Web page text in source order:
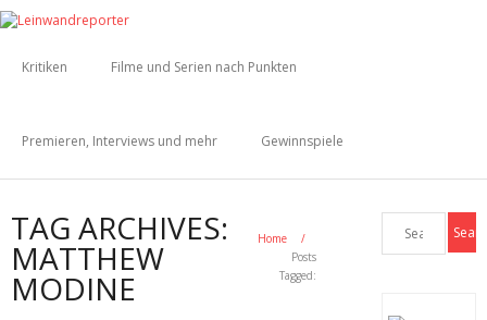
Kritiken Filme und Serien nach Punkten
Premieren, Interviews und mehr Gewinnspiele
TAG ARCHIVES:
MATTHEW
MODINE
Home
/
Posts
Tagged: